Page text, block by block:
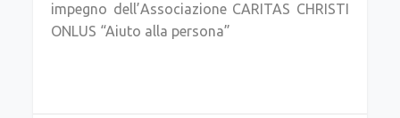
impegno dell’Associazione CARITAS CHRISTI
ONLUS “Aiuto alla persona”